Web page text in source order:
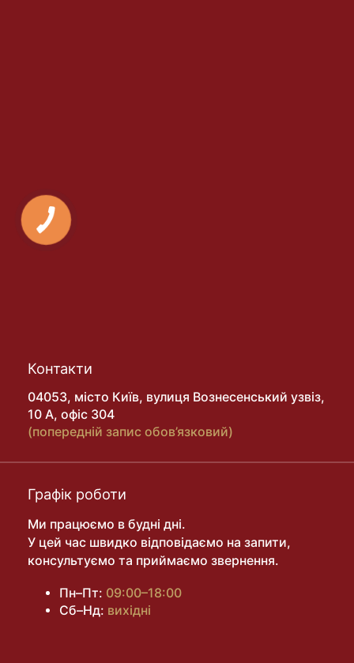
Контакти
04053, місто Київ, вулиця Вознесенський узвіз,
10 А, офіс 304
(попередній запис обов’язковий)
Графік роботи
Ми працюємо в будні дні.
У цей час швидко відповідаємо на запити,
консультуємо та приймаємо звернення.
Пн–Пт: 09:00–18:00
Сб–Нд: вихідні